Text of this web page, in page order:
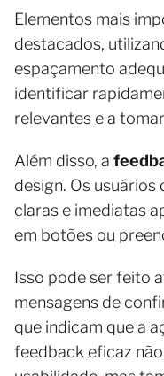
Elementos mais
destacados,
espaçamento
identificar
relevantes e a
Além disso, a
design. Os
claras e imediatas
em botões ou
Isso pode ser feito
mensagens de
que indicam que a
feedback eficaz